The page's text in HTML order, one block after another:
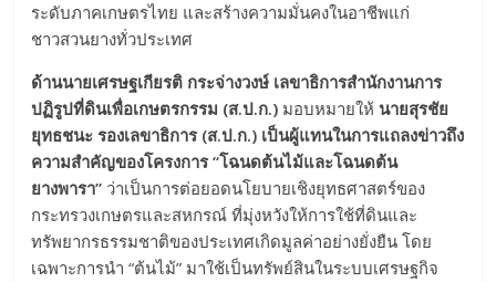
ระดับภาคเกษตรไทย และสร้างความมั่นคงในอาชีพแก่
ชาวสวนยางทั่วประเทศ
ด้านนายเศรษฐเกียรติ กระจ่างวงษ์ เลขาธิการสำนักงานการ
ปฏิรูปที่ดินเพื่อเกษตรกรรม (ส.ป.ก.) มอบหมายให้ นายสุรชัย
ยุทธชนะ รองเลขาธิการ (ส.ป.ก.) เป็นผู้แทนในการแถลงข่าวถึง
ความสำคัญของโครงการ “โฉนดต้นไม้และโฉนดต้น
ยางพารา” ว่าเป็นการต่อยอดนโยบายเชิงยุทธศาสตร์ของ
กระทรวงเกษตรและสหกรณ์ ที่มุ่งหวังให้การใช้ที่ดินและ
ทรัพยากรธรรมชาติของประเทศเกิดมูลค่าอย่างยั่งยืน โดย
เฉพาะการนำ “ต้นไม้” มาใช้เป็นทรัพย์สินในระบบเศรษฐกิจ